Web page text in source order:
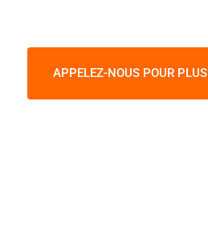
APPELEZ-NOUS POUR